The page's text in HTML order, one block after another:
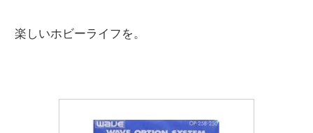
楽しいホビーライフを。